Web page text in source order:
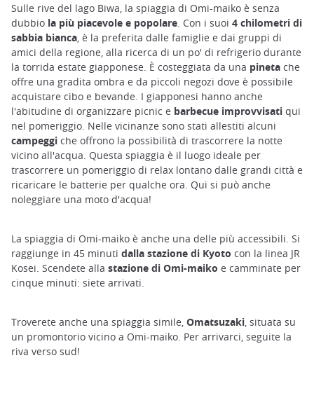
Sulle rive del lago Biwa, la spiaggia di Omi-maiko è senza
dubbio la più piacevole e popolare . Con i suoi 4 chilometri di
sabbia bianca , è la preferita dalle famiglie e dai gruppi di
amici della regione, alla ricerca di un po' di refrigerio durante
la torrida estate giapponese. È costeggiata da una pineta che
offre una gradita ombra e da piccoli negozi dove è possibile
acquistare cibo e bevande. I giapponesi hanno anche
l'abitudine di organizzare picnic e barbecue improvvisati qui
nel pomeriggio. Nelle vicinanze sono stati allestiti alcuni
campeggi che offrono la possibilità di trascorrere la notte
vicino all'acqua. Questa spiaggia è il luogo ideale per
trascorrere un pomeriggio di relax lontano dalle grandi città e
ricaricare le batterie per qualche ora. Qui si può anche
noleggiare una moto d'acqua!
La spiaggia di Omi-maiko è anche una delle più accessibili. Si
raggiunge in 45 minuti dalla stazione di Kyoto con la linea JR
Kosei. Scendete alla stazione di Omi-maiko e camminate per
cinque minuti: siete arrivati.
Troverete anche una spiaggia simile, Omatsuzaki, situata su
un promontorio vicino a Omi-maiko. Per arrivarci, seguite la
riva verso sud!